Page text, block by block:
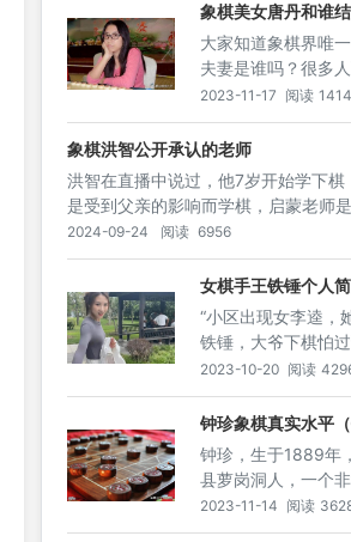
象棋美女唐丹和谁
这位象棋美女与谁
生）
大家知道象棋界唯
夫妻是谁吗？很多
到的是吕钦、许银川
际是另一对来自广
们就是许国义、陈丽
主人公女子棋后陈
唐丹克星之称。在
夺得全国冠军之前，
特别来劲，86年出
利。印象最深的有
马炮卒竟然击败了唐
兵，也是厉害了。
2023-11-17 阅读
象棋洪智公开承认的老师
洪智在直播中说过，他7岁开始学下棋
是受到父亲的影响而学棋，启蒙老师
峰。年少时，杀遍武汉棋摊，在业余棋
起来。洪智，中国象棋男子特级大师
王、乱战天王，全国象棋个人赛冠军
风泼辣刚猛，喜好攻杀，具有中局功
其擅长搏杀。至于柳大华老师，洪智
其老师，当时在湖北队的时候，洪智
并未得到特别指导。
2024-09-24 阅读 6956
女棋手王铁锤个人
——女棋手的逆袭
“小区出现女李逵，
铁锤，大爷下棋怕
锤套路黑”，这句琅
口溜说的就是象棋
她以下象棋血虐小区
名，人送外号“大爷
账号名为“王铁锤”。
锤，河北省石家庄
前争议较多，有网友
2023-10-20 阅读
钟珍象棋真实水平
实水平揭秘，她能
女子象棋大师）
钟珍，生于1889年
县萝岗洞人，一个
色彩的华南棋手，是
人，一生漂泊江湖
2023-11-14 阅读